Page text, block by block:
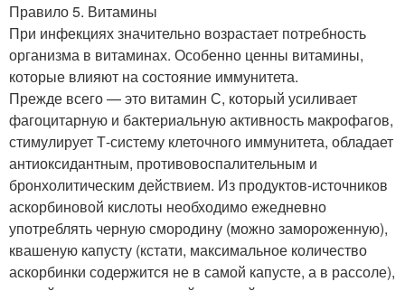
Правило 5. Витамины
При инфекциях значительно возрастает потребность
организма в витаминах. Особенно ценны витамины,
которые влияют на состояние иммунитета.
Прежде всего — это витамин С, который усиливает
фагоцитарную и бактериальную активность макрофагов,
стимулирует Т-систему клеточного иммунитета, обладает
антиоксидантным, противовоспалительным и
бронхолитическим действием. Из продуктов-источников
аскорбиновой кислоты необходимо ежедневно
употреблять черную смородину (можно замороженную),
квашеную капусту (кстати, максимальное количество
аскорбинки содержится не в самой капусте, а в рассоле),